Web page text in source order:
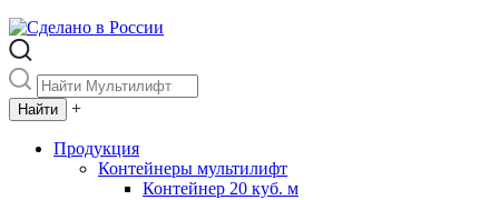
+
Продукция
Контейнеры мультилифт
Контейнер 20 куб. м